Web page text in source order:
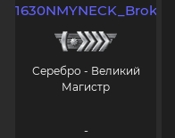
1630NMYNECK_Broken...
Серебро - Великий
Магистр
-